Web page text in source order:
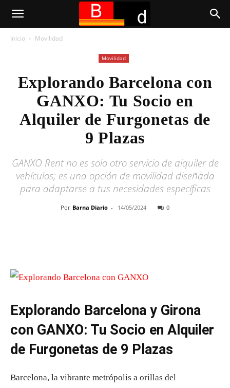
Inicio Movilidad
Movilidad
Explorando Barcelona con
GANXO: Tu Socio en
Alquiler de Furgonetas de
9 Plazas
GANXO Rent no es solo otro servicio de alquiler de
vehículos; es una opción de movilidad diseñada
para adaptarse a tus necesidades específicas
Por Barna Diario - 14/05/2024 0
Explorando Barcelona y Girona
con GANXO: Tu Socio en Alquiler
de Furgonetas de 9 Plazas
Barcelona, la vibrante metrópolis a orillas del